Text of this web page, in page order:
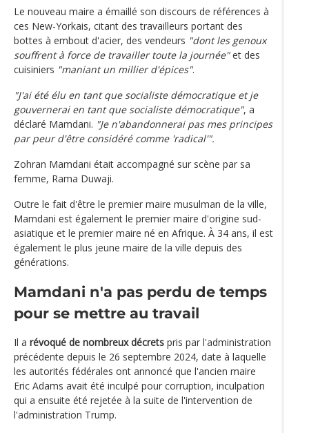
Le nouveau maire a émaillé son discours de références à
ces New-Yorkais, citant des travailleurs portant des
bottes à embout d'acier, des vendeurs "dont les genoux
souffrent à force de travailler toute la journée"et des
cuisiniers "maniant un millier d'épices".
"J'ai été élu en tant que socialiste démocratique et je
gouvernerai en tant que socialiste démocratique", a
déclaré Mamdani. "Je n'abandonnerai pas mes principes
par peur d'être considéré comme 'radical'".
Zohran Mamdani était accompagné sur scène par sa
femme, Rama Duwaji.
Outre le fait d'être le premier maire musulman de la ville,
Mamdani est également le premier maire d'origine sud-
asiatique et le premier maire né en Afrique. À 34 ans, il est
également le plus jeune maire de la ville depuis des
générations.
Mamdani n'a pas perdu de temps
pour se mettre au travail
Il a révoqué de nombreux décrets pris par l'administration
précédente depuis le 26 septembre 2024, date à laquelle
les autorités fédérales ont annoncé que l'ancien maire
Eric Adams avait été inculpé pour corruption, inculpation
qui a ensuite été rejetée à la suite de l'intervention de
l'administration Trump.